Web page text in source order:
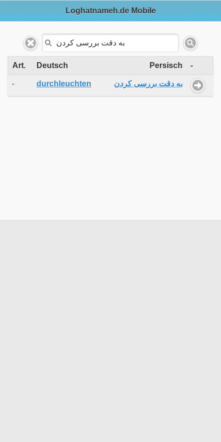
Loghatnameh.de Mobile
Art. Deutsch Persisch -
- durchleuchten به دقت بررسی کردن